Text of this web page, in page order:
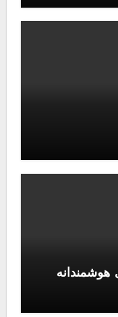
هوشمندانه